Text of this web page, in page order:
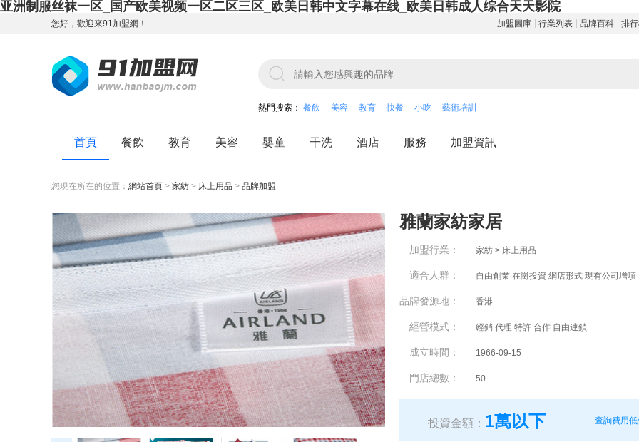
亚洲制服丝袜一区_国产欧美视频一区二区三区_欧美日韩中文字幕在线_欧美日韩成人综合天天影院
您好，歡迎來91加盟網！ 加盟圖庫 行業列表 品牌百科 排
熱門搜索： 餐飲 美容 教育 快餐 小吃 藝術培訓
首頁 餐飲 教育 美容 嬰童 干洗 酒店 服務 加盟資訊
您現在所在的位置： 網站首頁 > 家紡 > 床上用品 > 品牌加盟
雅蘭家紡家居
加盟行業： 家紡 > 床上用品
適合人群： 自由創業 在崗投資 網店形式 現有公司增項
品牌發源地： 香港
經營模式： 經銷 代理 特許 合作 自由連鎖
成立時間： 1966-09-15
門店總數： 50
投資金額： 1萬以下 查詢費用